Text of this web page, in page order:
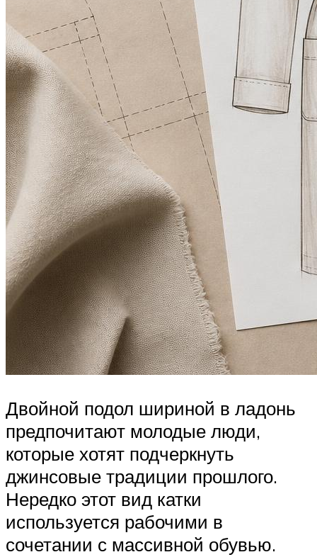
Двойной подол шириной в ладонь
предпочитают молодые люди,
которые хотят подчеркнуть
джинсовые традиции прошлого.
Нередко этот вид катки
используется рабочими в
сочетании с массивной обувью.